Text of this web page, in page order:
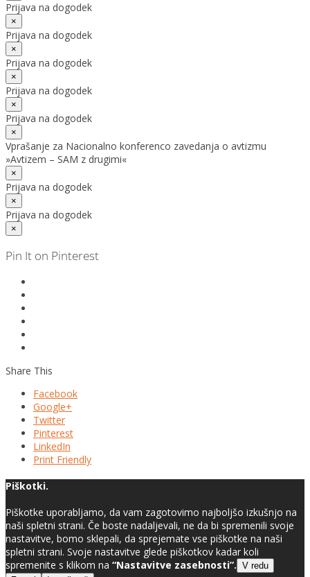
Prijava na dogodek
×
Prijava na dogodek
×
Prijava na dogodek
×
Prijava na dogodek
×
Prijava na dogodek
×
Vprašanje za Nacionalno konferenco zavedanja o avtizmu
»Avtizem – SAM z drugimi«
×
Prijava na dogodek
×
Prijava na dogodek
×
Pin It on Pinterest
Share This
Facebook
Google+
Twitter
Pinterest
LinkedIn
Print Friendly
Piškotki.
Piškotke uporabljamo, da vam zagotovimo najboljšo izkušnjo na
naši spletni strani. Če boste nadaljevali, ne da bi spremenili svoje
nastavitve, bomo sklepali, da sprejemate vse piškotke na naši
spletni strani. Svoje nastavitve glede piškotkov kadar koli
spremenite s klikom na “Nastavitve zasebnosti”. V redu